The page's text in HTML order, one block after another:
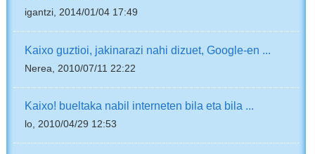
igantzi, 2014/01/04 17:49
Kaixo guztioi, jakinarazi nahi dizuet, Google-en ...
Nerea, 2010/07/11 22:22
Kaixo! bueltaka nabil interneten bila eta bila ...
lo, 2010/04/29 12:53